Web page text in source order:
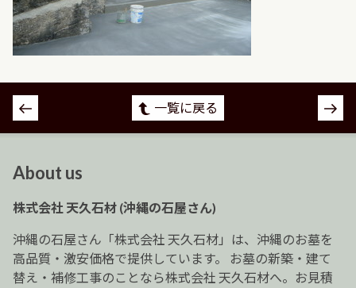
投
稿
ゲ
ー
シ
ョ
ン
一覧に戻る
About us
株式会社 天久石材 (沖縄の石屋さん)
沖縄の石屋さん「株式会社 天久石材」は、沖縄のお墓を
高品質・激安価格で提供しています。 お墓の新築・建て
替え・補修工事のことなら株式会社 天久石材へ。お見積